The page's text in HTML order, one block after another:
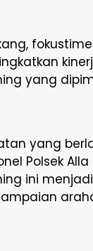
yang
yang
Polsek
ini